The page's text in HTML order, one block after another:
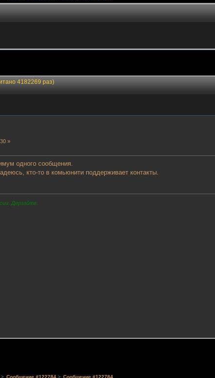
4182269 раз)
»
одного сообщения.
кто-то в комьюнити поддерживает контакты.
Дерзайте.